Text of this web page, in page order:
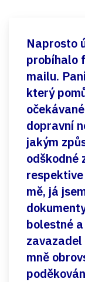
Naprosto
probíhalo
mailu.
který
dopravní
jakým
odškodné
mě, já
bolestné
mně